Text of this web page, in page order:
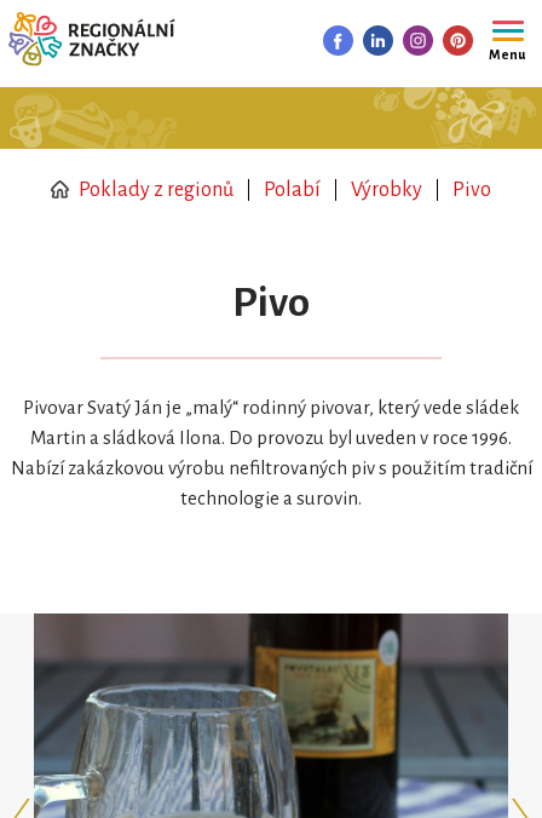
Menu
Poklady z regionů Polabí Výrobky Pivo
Pivo
Pivovar Svatý Ján je „malý“ rodinný pivovar, který vede sládek
Martin a sládková Ilona. Do provozu byl uveden v roce 1996.
Nabízí zakázkovou výrobu nefiltrovaných piv s použitím tradiční
technologie a surovin.